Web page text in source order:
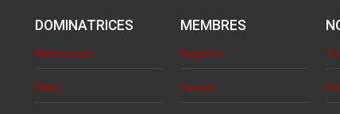
DOMINATRICES
Maîtresses
Filles
MEMBRES
Registre
Favoris